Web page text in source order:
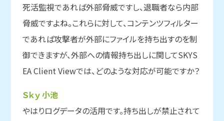
死活監視であれば外部脅威ですし、退職者なら内部
脅威ですよね。これらに対して、コンテンツフィルター
であれば攻撃者が外部にファイルを持ち出すのを制
御できますが、外部への情報持ち出しに関してSKYS
EA Client Viewでは、どのような対応が可能ですか？
Ｓｋｙ 小池
やはりログデータの活用です。持ち出しが禁止されて